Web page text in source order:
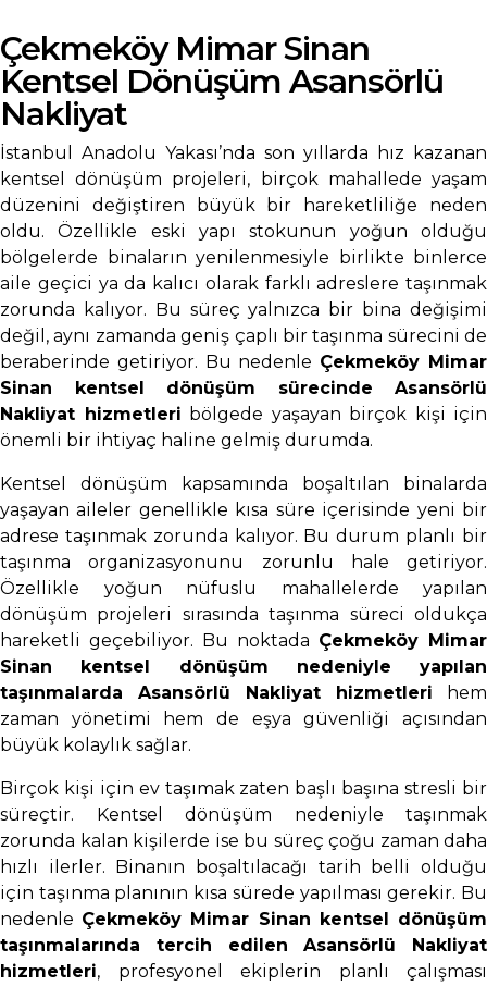
Çekmeköy Mimar Sinan
Kentsel Dönüşüm Asansörlü
Nakliyat
İstanbul Anadolu Yakası’nda son yıllarda hız kazanan
kentsel dönüşüm projeleri, birçok mahallede yaşam
düzenini değiştiren büyük bir hareketliliğe neden
oldu. Özellikle eski yapı stokunun yoğun olduğu
bölgelerde binaların yenilenmesiyle birlikte binlerce
aile geçici ya da kalıcı olarak farklı adreslere taşınmak
zorunda kalıyor. Bu süreç yalnızca bir bina değişimi
değil, aynı zamanda geniş çaplı bir taşınma sürecini de
beraberinde getiriyor. Bu nedenle Çekmeköy Mimar
Sinan kentsel dönüşüm sürecinde Asansörlü
Nakliyat hizmetleri bölgede yaşayan birçok kişi için
önemli bir ihtiyaç haline gelmiş durumda.
Kentsel dönüşüm kapsamında boşaltılan binalarda
yaşayan aileler genellikle kısa süre içerisinde yeni bir
adrese taşınmak zorunda kalıyor. Bu durum planlı bir
taşınma organizasyonunu zorunlu hale getiriyor.
Özellikle yoğun nüfuslu mahallelerde yapılan
dönüşüm projeleri sırasında taşınma süreci oldukça
hareketli geçebiliyor. Bu noktada Çekmeköy Mimar
Sinan kentsel dönüşüm nedeniyle yapılan
taşınmalarda Asansörlü Nakliyat hizmetleri hem
zaman yönetimi hem de eşya güvenliği açısından
büyük kolaylık sağlar.
Birçok kişi için ev taşımak zaten başlı başına stresli bir
süreçtir. Kentsel dönüşüm nedeniyle taşınmak
zorunda kalan kişilerde ise bu süreç çoğu zaman daha
hızlı ilerler. Binanın boşaltılacağı tarih belli olduğu
için taşınma planının kısa sürede yapılması gerekir. Bu
nedenle Çekmeköy Mimar Sinan kentsel dönüşüm
taşınmalarında tercih edilen Asansörlü Nakliyat
hizmetleri, profesyonel ekiplerin planlı çalışması